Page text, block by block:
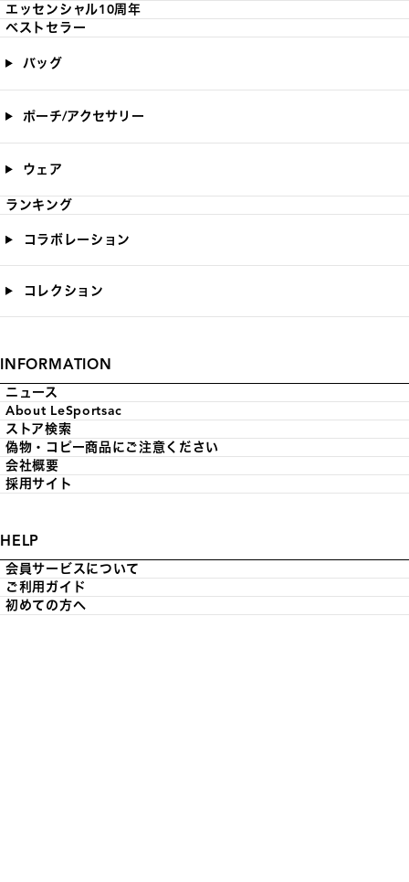
エッセンシャル10周年
ベストセラー
バッグ
ポーチ/アクセサリー
ウェア
ランキング
コラボレーション
コレクション
INFORMATION
ニュース
About LeSportsac
ストア検索
偽物・コピー商品にご注意ください
会社概要
採用サイト
HELP
会員サービスについて
ご利用ガイド
初めての方へ